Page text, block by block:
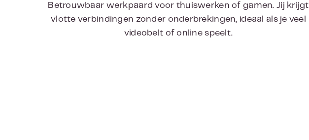
Betrouwbaar werkpaard voor thuiswerken of gamen. Jij krijgt
vlotte verbindingen zonder onderbrekingen, ideaal als je veel
videobelt of online speelt.